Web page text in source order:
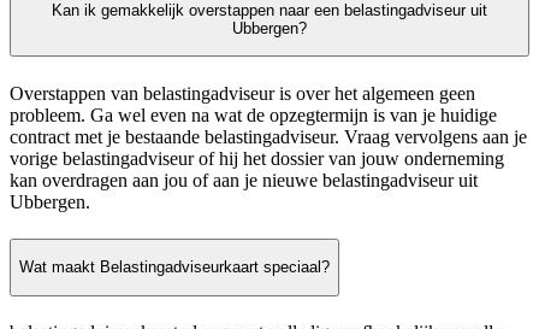
Kan ik gemakkelijk overstappen naar een belastingadviseur uit
Ubbergen?
Overstappen van belastingadviseur is over het algemeen geen
probleem. Ga wel even na wat de opzegtermijn is van je huidige
contract met je bestaande belastingadviseur. Vraag vervolgens aan je
vorige belastingadviseur of hij het dossier van jouw onderneming
kan overdragen aan jou of aan je nieuwe belastingadviseur uit
Ubbergen.
Wat maakt Belastingadviseurkaart speciaal?